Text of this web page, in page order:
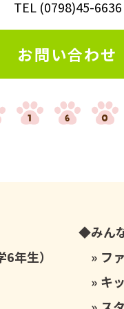
TEL (0798)45-6636
お問い合わせ
年生）
みん
フ
キ